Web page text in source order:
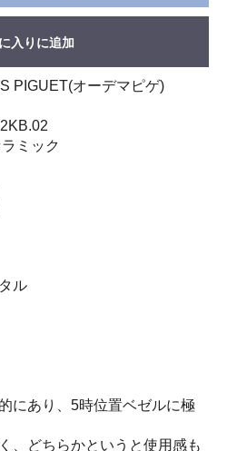
入りに追加
PIGUET(オーデマピゲ)
ミック
ル
にあり、5時位置ベゼルに極
、どちらかというと使用感も